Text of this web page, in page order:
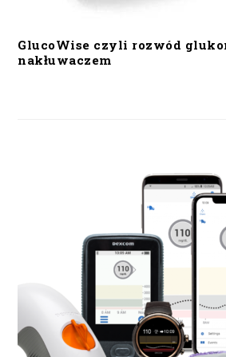
GlucoWise czyli rozwód
nakłuwaczem